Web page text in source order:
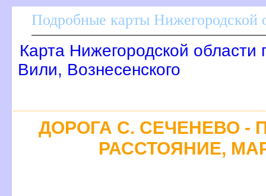
Подробные карты Нижегородской
Карта Нижегородской области
или, Вознесенского
ДОРОГА С. СЕЧЕНЕВО -
РАССТОЯНИЕ,